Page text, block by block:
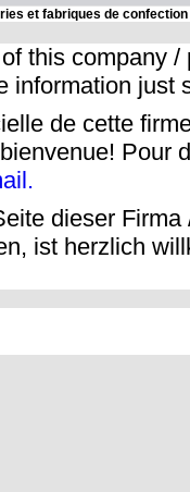
et fabriques de
this company
information just
de cette
Pour
dieser
ist herzlich